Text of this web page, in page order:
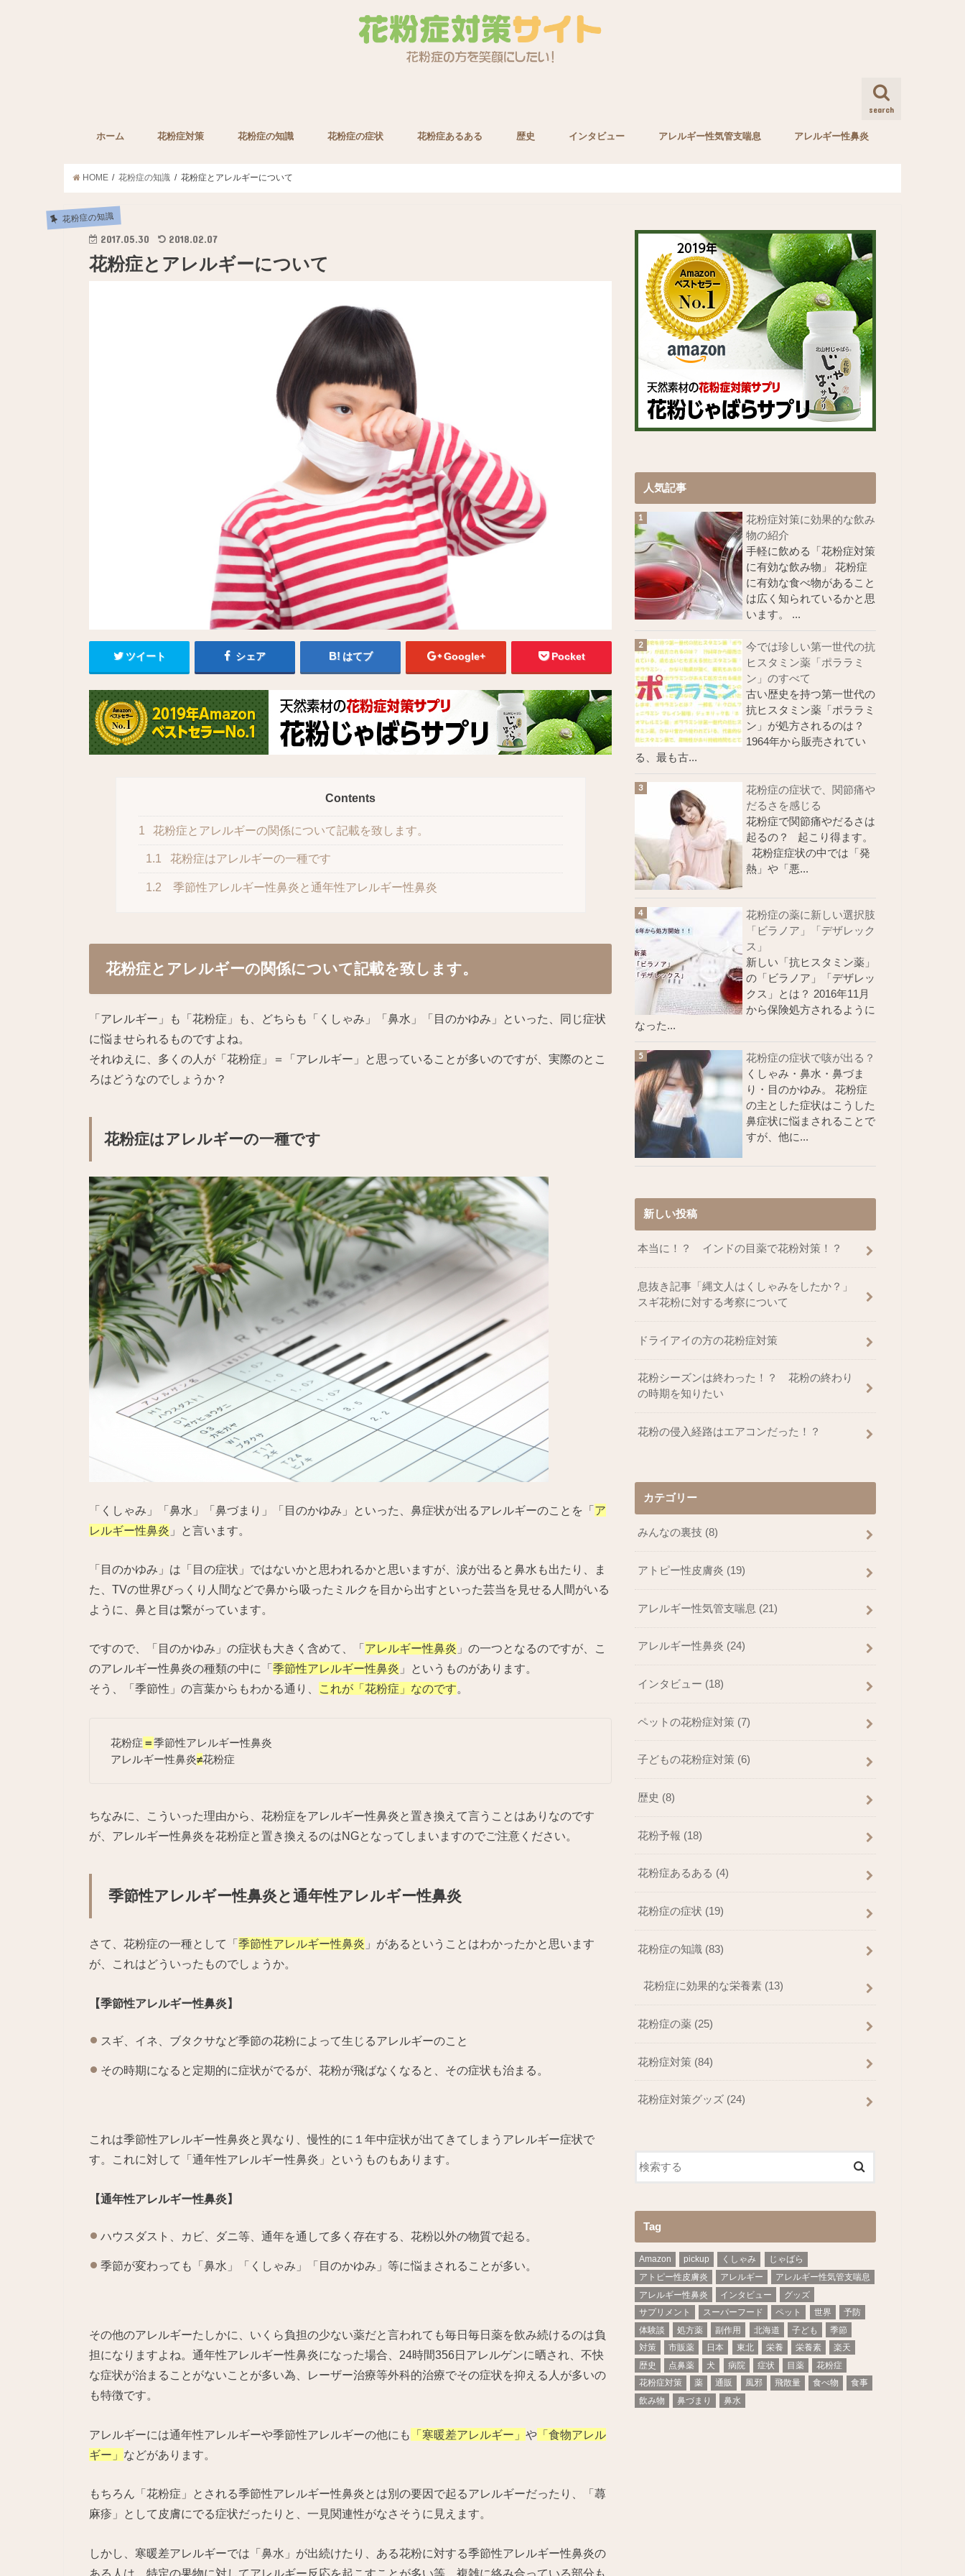
search
ホーム 花粉症対策 花粉症の知識 花粉症の症状 花粉症あるある 歴史 インタビュー アレルギー性気管支喘息 アレルギー性鼻炎
HOME 花粉症の知識 花粉症とアレルギーについて
花粉症の知識
2017.05.30 2018.02.07
花粉症とアレルギーについて
ツイート シェア はてブ Google+ Pocket
Contents
1 花粉症とアレルギーの関係について記載を致します。
1.1 花粉症はアレルギーの一種です
1.2 季節性アレルギー性鼻炎と通年性アレルギー性鼻炎
花粉症とアレルギーの関係について記載を致します。
「アレルギー」も「花粉症」も、どちらも「くしゃみ」「鼻水」「目のかゆみ」といった、同じ症状
に悩ませられるものですよね。
それゆえに、多くの人が「花粉症」＝「アレルギー」と思っていることが多いのですが、実際のとこ
ろはどうなのでしょうか？
花粉症はアレルギーの一種です
「くしゃみ」「鼻水」「鼻づまり」「目のかゆみ」といった、鼻症状が出るアレルギーのことを「ア
レルギー性鼻炎 」と言います。
「目のかゆみ」は「目の症状」ではないかと思われるかと思いますが、涙が出ると鼻水も出たり、ま
た、TVの世界びっくり人間などで鼻から吸ったミルクを目から出すといった芸当を見せる人間がいる
ように、鼻と目は繋がっています。
ですので、「目のかゆみ」の症状も大きく含めて、「 アレルギー性鼻炎 」の一つとなるのですが、こ
のアレルギー性鼻炎の種類の中に「 季節性アレルギー性鼻炎 」というものがあります。
そう、「季節性」の言葉からもわかる通り、
これが「花粉症」なのです。
花粉症 ＝季節性アレルギー性鼻炎
アレルギー性鼻炎≠花粉症
ちなみに、こういった理由から、花粉症をアレルギー性鼻炎と置き換えて言うことはありなのです
が、アレルギー性鼻炎を花粉症と置き換えるのはNGとなってしまいますのでご注意ください。
季節性アレルギー性鼻炎と通年性アレルギー性鼻炎
さて、花粉症の一種として「 季節性アレルギー性鼻炎 」があるということはわかったかと思います
が、これはどういったものでしょうか。
【季節性アレルギー性鼻炎】
スギ、イネ、ブタクサなど季節の花粉によって生じるアレルギーのこと
その時期になると定期的に症状がでるが、花粉が飛ばなくなると、その症状も治まる。
これは季節性アレルギー性鼻炎と異なり、慢性的に１年中症状が出てきてしまうアレルギー症状で
す。これに対して「通年性アレルギー性鼻炎」というものもあります。
【通年性アレルギー性鼻炎】
ハウスダスト、カビ、ダニ等、通年を通して多く存在する、花粉以外の物質で起る。
季節が変わっても「鼻水」「くしゃみ」「目のかゆみ」等に悩まされることが多い。
その他のアレルギーたしかに、いくら負担の少ない薬だと言われても毎日毎日薬を飲み続けるのは負
担になりますよね。通年性アレルギー性鼻炎になった場合、24時間356日アレルゲンに晒され、不快
な症状が治まることがないことが多い為、レーザー治療等外科的治療でその症状を抑える人が多いの
も特徴です。
アレルギーには通年性アレルギーや季節性アレルギーの他にも 「寒暖差アレルギー」 や 「食物アレル
ギー」 などがあります。
もちろん「花粉症」とされる季節性アレルギー性鼻炎とは別の要因で起るアレルギーだったり、「蕁
麻疹」として皮膚にでる症状だったりと、一見関連性がなさそうに見えます。
しかし、寒暖差アレルギーでは「鼻水」が出続けたり、ある花粉に対する季節性アレルギー性鼻炎の
ある人は、特定の果物に対してアレルギー反応を起こすことが多い等、複雑に絡み合っている部分も
人気記事
花粉症対策に効果的な飲み
物の紹介
手軽に飲める「花粉症対策
に有効な飲み物」 花粉症
に有効な食べ物があること
は広く知られているかと思
います。 ...
今では珍しい第一世代の抗
ヒスタミン薬「ポララミ
ン」のすべて
古い歴史を持つ第一世代の
抗ヒスタミン薬「ポララミ
ン」が処方されるのは？
1964年から販売されてい
る、最も古...
花粉症の症状で、関節痛や
だるさを感じる
花粉症で関節痛やだるさは
起るの？ 起こり得ます。
花粉症症状の中では「発
熱」や「悪...
花粉症の薬に新しい選択肢
「ビラノア」「デザレック
ス」
新しい「抗ヒスタミン薬」
の「ビラノア」「デザレッ
クス」とは？ 2016年11月
から保険処方されるように
なった...
花粉症の症状で咳が出る？
くしゃみ・鼻水・鼻づま
り・目のかゆみ。 花粉症
の主とした症状はこうした
鼻症状に悩まされることで
すが、他に...
新しい投稿
本当に！？ インドの目薬で花粉対策！？
息抜き記事「縄文人はくしゃみをしたか？」
スギ花粉に対する考察について
ドライアイの方の花粉症対策
花粉シーズンは終わった！？ 花粉の終わり
の時期を知りたい
花粉の侵入経路はエアコンだった！？
カテゴリー
みんなの裏技 (8)
アトピー性皮膚炎 (19)
アレルギー性気管支喘息 (21)
アレルギー性鼻炎 (24)
インタビュー (18)
ペットの花粉症対策 (7)
子どもの花粉症対策 (6)
歴史 (8)
花粉予報 (18)
花粉症あるある (4)
花粉症の症状 (19)
花粉症の知識 (83)
花粉症に効果的な栄養素 (13)
花粉症の薬 (25)
花粉症対策 (84)
花粉症対策グッズ (24)
Tag
Amazon pickup くしゃみ
じゃばら
アトピー性皮膚炎
アレルギー
アレルギー性気管支喘息
アレルギー性鼻炎
インタビュー
グッズ
サプリメント
スーパーフード ペット 世界
予防
体験談
処方薬 副作用 北海道 子ども
季節
対策
市販薬 日本 東北 栄養 栄養素
楽天
歴史
点鼻薬 犬 病院 症状 目薬
花粉症
花粉症対策
薬 通販 風邪 飛散量 食べ物
食事
飲み物
鼻づまり 鼻水